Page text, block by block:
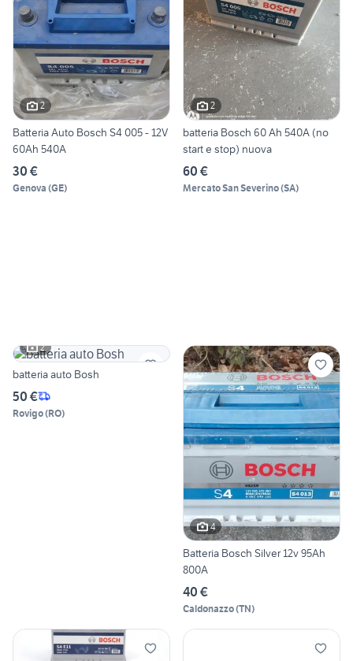
2
Batteria Auto Bosch S4 005 - 12V
60Ah 540A
30 €
Genova (GE)
2
batteria Bosch 60 Ah 540A (no
start e stop) nuova
60 €
Mercato San Severino(SA)
2
batteria auto Bosh
50 €
Rovigo(RO)
4
Batteria Bosch Silver 12v 95Ah
800A
40 €
Caldonazzo(TN)